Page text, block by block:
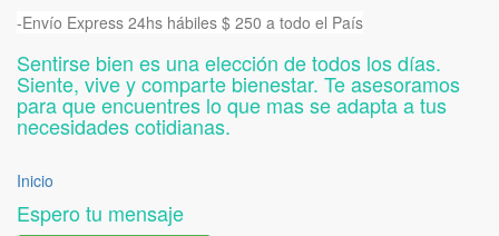
-Envío Express 24hs hábiles $ 250 a todo el País
Sentirse bien es una elección de todos los días.
Siente, vive y comparte bienestar. Te asesoramos
para que encuentres lo que mas se adapta a tus
necesidades cotidianas.
Inicio
Espero tu mensaje